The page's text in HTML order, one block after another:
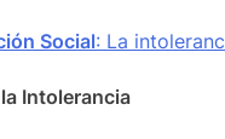
Social: La
Intolerancia